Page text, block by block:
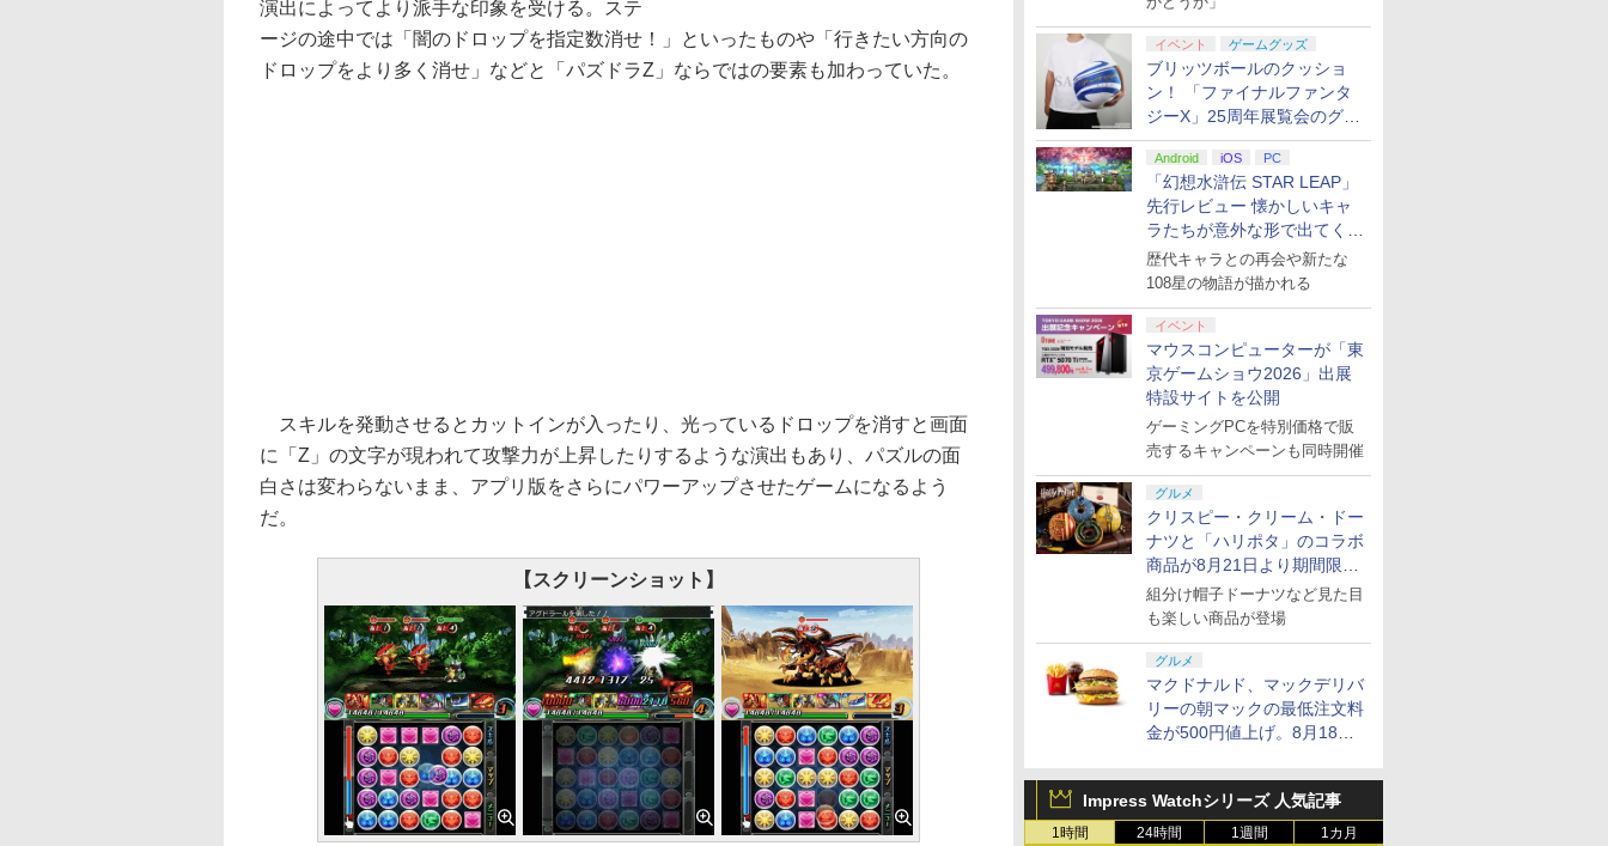
イベント ゲームグッズ
ブリッツボールのクッショ
ン！ 「ファイナルファンタ
ジーX」25周年展覧会のグッ
ズ情報が公開
Android iOS PC
「幻想水滸伝 STAR LEAP」
先行レビュー 懐かしいキャ
ラたちが意外な形で出てくる
シリーズ完全新作！
歴代キャラとの再会や新たな
108星の物語が描かれる
イベント
マウスコンピューターが「東
京ゲームショウ2026」出展
特設サイトを公開
ゲーミングPCを特別価格で販
売するキャンペーンも同時開催
グルメ
クリスピー・クリーム・ドー
ナツと「ハリポタ」のコラボ
商品が8月21日より期間限定
で発売
組分け帽子ドーナツなど見た目
も楽しい商品が登場
グルメ
マクドナルド、マックデリバ
リーの朝マックの最低注文料
金が500円値上げ。8月18日
Impress Watchシリーズ 人気記事
1時間 24時間 1週間 1カ月
演出によってより派手な印象を受ける。ステ
ージの途中では「闇のドロップを指定数消せ！」といったものや「行きたい方向の
ドロップをより多く消せ」などと「パズドラZ」ならではの要素も加わっていた。
スキルを発動させるとカットインが入ったり、光っているドロップを消すと画面
に「Z」の文字が現われて攻撃力が上昇したりするような演出もあり、パズルの面
白さは変わらないまま、アプリ版をさらにパワーアップさせたゲームになるよう
だ。
【スクリーンショット】